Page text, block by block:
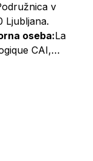
v
Ljubljana.
oseba:La
CAI,
kontaktni